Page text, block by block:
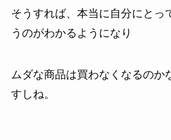
そうすれば、本当に自分にとっ
うのがわかるようになり
ムダな商品は買わなくなるのか
すしね。